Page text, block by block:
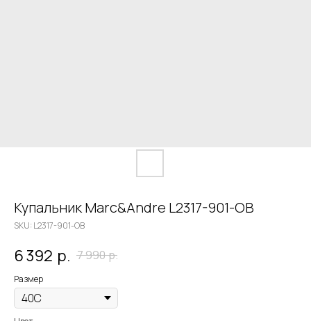
Купальник Marc&Andre L2317-901-OB
SKU: L2317-901-OB
6 392 р. 7 990р.
Размер